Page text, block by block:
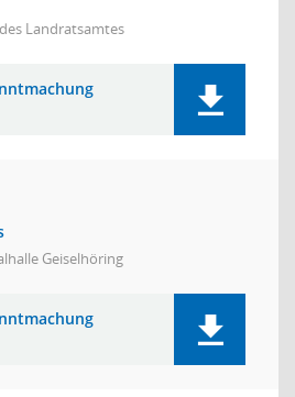
Landratsamtes
Geiselhöring